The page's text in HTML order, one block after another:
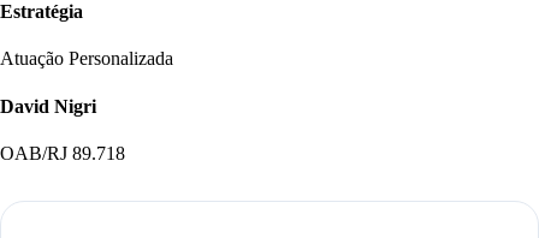
Estratégia
Atuação Personalizada
David Nigri
OAB/RJ 89.718